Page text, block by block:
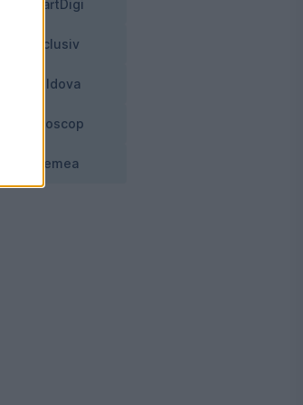
SmartDigi
Exclusiv
Moldova
Horoscop
Vremea